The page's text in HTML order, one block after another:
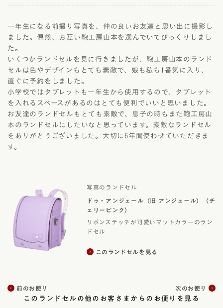
一年生になる前撮り写真を、仲の良いお友達と思い出に撮影し
ました。偶然、お互い鞄工房山本を選んでいてびっくりしまし
た。
いくつかランドセルを見に行きましたが、鞄工房山本のランド
セルは色やデザインもとても素敵で、娘も私も1番気に入り、
直ぐに予約をしました。
小学校ではタブレットも一年生から使用するので、タブレット
を入れるスペースがあるのはとても便利でいいと思いました。
お友達のランドセルもとても素敵で、息子の時もまた鞄工房山
本のランドセルにしたいなと思っています。素敵なランドセル
をありがとうございました。大切に6年間使わせていただきま
す。
写真のランドセル
ドゥ・アンジェール（旧 アンジェール）（チ
ェリーピンク）
リボンステッチが可愛いマットカラーのラン
ドセル
このランドセルを見る
前のお便り 次のお便り
このランドセルの他のお客さまからのお便りを見る